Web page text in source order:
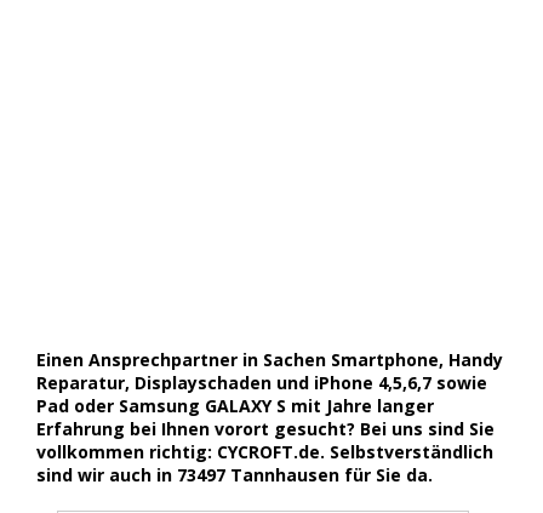
Einen Ansprechpartner in Sachen Smartphone, Handy
Reparatur, Displayschaden und iPhone 4,5,6,7 sowie
Pad oder Samsung GALAXY S mit Jahre langer
Erfahrung bei Ihnen vorort gesucht? Bei uns sind Sie
vollkommen richtig: CYCROFT.de. Selbstverständlich
sind wir auch in 73497 Tannhausen für Sie da.